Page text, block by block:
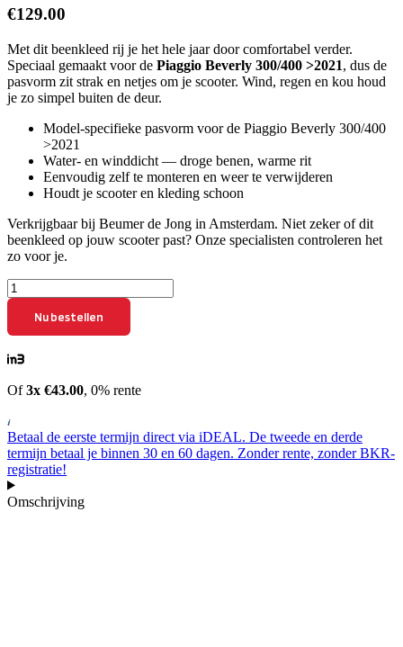
€129.00
Met dit beenkleed rij je het hele jaar door comfortabel verder.
Speciaal gemaakt voor de Piaggio Beverly 300/400 >2021, dus de
pasvorm zit strak en netjes om je scooter. Wind, regen en kou houd
je zo simpel buiten de deur.
Model-specifieke pasvorm voor de Piaggio Beverly 300/400
>2021
Water- en winddicht — droge benen, warme rit
Eenvoudig zelf te monteren en weer te verwijderen
Houdt je scooter en kleding schoon
Verkrijgbaar bij Beumer de Jong in Amsterdam. Niet zeker of dit
beenkleed op jouw scooter past? Onze specialisten controleren het
zo voor je.
Beenkleed
Piaggio
Beverly
300/400
>2021
aantal
Nu bestellen
Of3x €43.00, 0% rente
Betaal de eerste termijn direct via iDEAL. De tweede en derde
termijn betaal je binnen 30 en 60 dagen. Zonder rente, zonder BKR-
registratie!
Omschrijving